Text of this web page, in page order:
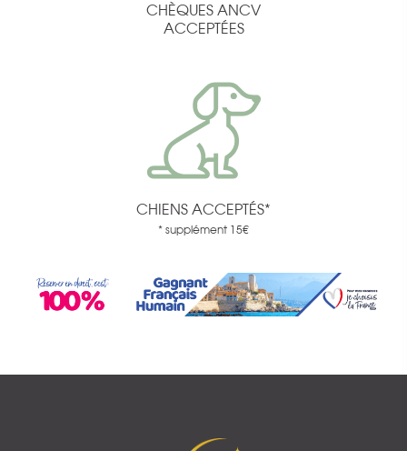
CHÈQUES ANCV
ACCEPTÉES
CHIENS ACCEPTÉS*
* supplément 15€